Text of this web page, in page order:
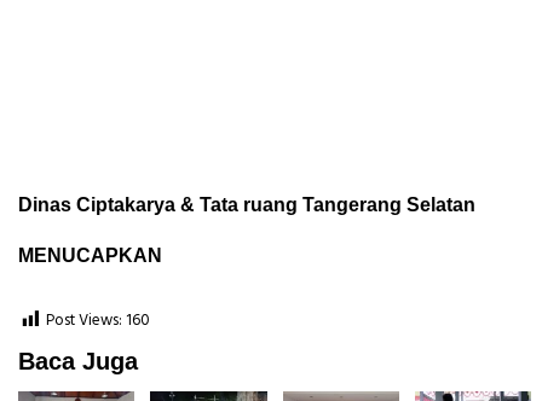
Dinas Ciptakarya & Tata ruang Tangerang Selatan
MENUCAPKAN
Post Views: 160
Baca Juga